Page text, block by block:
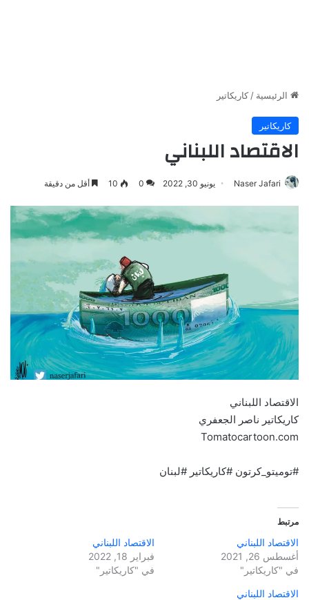
الرئيسية / كاريكاتير
كاريكاتير
الاقتصاد اللبناني
Naser Jafari يونيو 30, 2022 0
10 أقل من دقيقة
الاقتصاد اللبناني
كاريكاتير ناصر الجعفري
Tomatocartoon.com
#توميتو_كرتون #كاريكاتير #لبنان
مرتبط
الاقتصاد اللبناني
أغسطس 26, 2021
في "كاريكاتير"
الاقتصاد اللبناني
فبراير 18, 2022
في "كاريكاتير"
الاقتصاد اللبناني